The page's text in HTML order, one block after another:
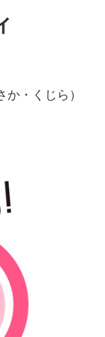
・くじら）